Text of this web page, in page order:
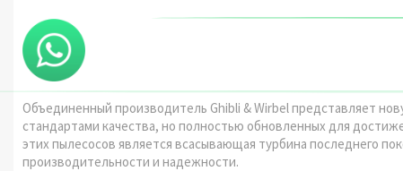
Объединенный производитель Ghibli & Wirbel представляет
стандартами качества, но полностью обновленных для
этих пылесосов является всасывающая турбина последнего
производительности и надежности.